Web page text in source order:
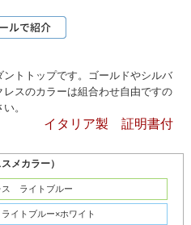
トトップです。ゴールドやシルバ
スのカラーは組合わせ自由ですの
。
イタリア製 証明書付
メカラー）
ス ライトブルー
イトブルー×ホワイト